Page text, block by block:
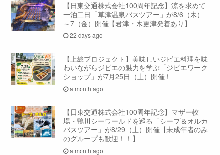
【日東交通株式会社100周年記念】涼を求めて
一泊二日「草津温泉バスツアー」が8/6（木）
～7（金）開催【君津・木更津発着あり】
22 days ago
【上総プロジェクト】美味しいジビエ料理を味
わいながらジビエの魅力を学ぶ「ジビエワーク
ショップ」が7月25日（土）開催！
a month ago
【日東交通株式会社100周年記念】マザー牧
場・鴨川シーワールドを巡る「シープ＆オルカ
バスツアー」が8/29（土）開催【未成年者のみ
のグループも歓迎！！】
a month ago